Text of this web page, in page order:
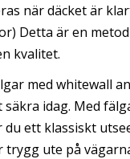
när däcket är
Detta är en
kvalitet.
med whitewall
idag. Med
du ett klassiskt
trygg ute på